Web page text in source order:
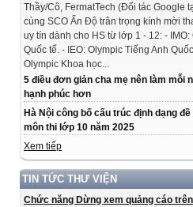
Thầy/Cô, FermatTech (Đối tác Google
cùng SCO Ấn Độ trân trọng kính mời
uy tín dành cho HS từ lớp 1 - 12: - IMO:
Quốc tế. - IEO: Olympic Tiếng Anh
Olympic Khoa học...
5 điều đơn giản cha mẹ nên làm mỗi
hạnh phúc hơn
Hà Nội công bố cấu trúc định dạng
môn thi lớp 10 năm 2025
Xem tiếp
TIN TỨC THƯ VIỆN
Chức năng Dừng xem quảng cáo